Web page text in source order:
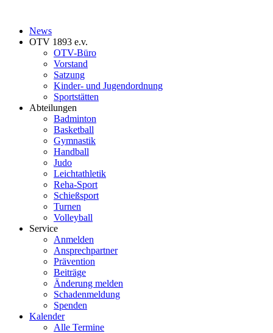
News
OTV 1893 e.v.
OTV-Büro
Vorstand
Satzung
Kinder- und Jugendordnung
Sportstätten
Abteilungen
Badminton
Basketball
Gymnastik
Handball
Judo
Leichtathletik
Reha-Sport
Schießsport
Turnen
Volleyball
Service
Anmelden
Ansprechpartner
Prävention
Beiträge
Änderung melden
Schadenmeldung
Spenden
Kalender
Alle Termine